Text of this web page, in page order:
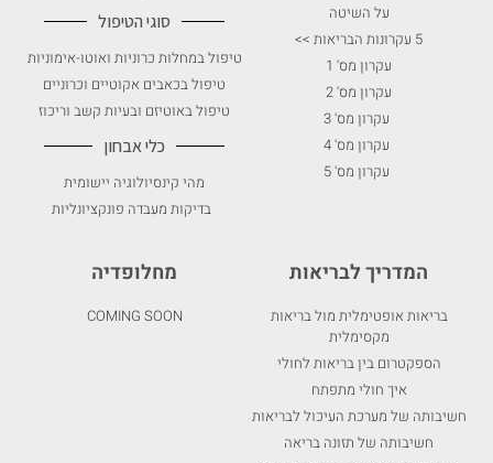
על השיטה
5 עקרונות הבריאות >>
עקרון מס' 1
עקרון מס' 2
עקרון מס' 3
עקרון מס' 4
עקרון מס' 5
סוגי הטיפול
טיפול במחלות כרוניות ואוטו-אימוניות
טיפול בכאבים אקוטיים וכרוניים
טיפול באוטיזם ובעיות קשב וריכוז
כלי אבחון
מהי קינסיולוגיה יישומית
בדיקות מעבדה פונקציונליות
המדריך לבריאות
בריאות אופטימלית מול בריאות
מקסימלית
הספקטרום בין בריאות לחולי
איך חולי מתפתח
חשיבותה של מערכת העיכול לבריאות
חשיבותה של תזונה בריאה
מחלופדיה
COMING SOON